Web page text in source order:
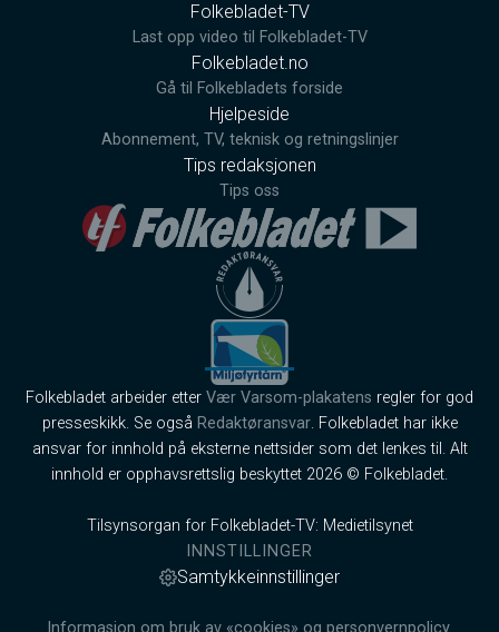
Folkebladet-TV
Last opp video til Folkebladet-TV
Folkebladet.no
Gå til Folkebladets forside
Hjelpeside
Abonnement, TV, teknisk og retningslinjer
Tips redaksjonen
Tips oss
Folkebladet arbeider etter Vær Varsom-plakatens regler for god
presseskikk. Se også Redaktøransvar. Folkebladet har ikke
ansvar for innhold på eksterne nettsider som det lenkes til. Alt
innhold er opphavsrettslig beskyttet 2026 © Folkebladet.
Tilsynsorgan for Folkebladet-TV: Medietilsynet
INNSTILLINGER
Samtykkeinnstillinger